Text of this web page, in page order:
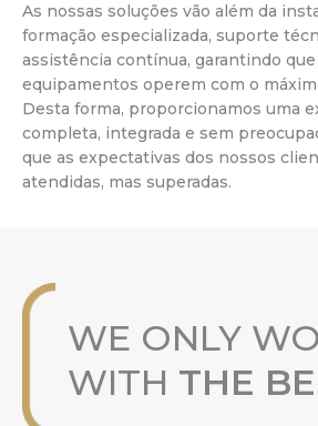
As nossas soluções vão além da
formação especializada, suporte
assistência contínua, garantindo
equipamentos operem com o
Desta forma, proporcionamos uma
completa, integrada e sem
que as expectativas dos nossos
atendidas, mas superadas.
WE ONLY
WITH THE